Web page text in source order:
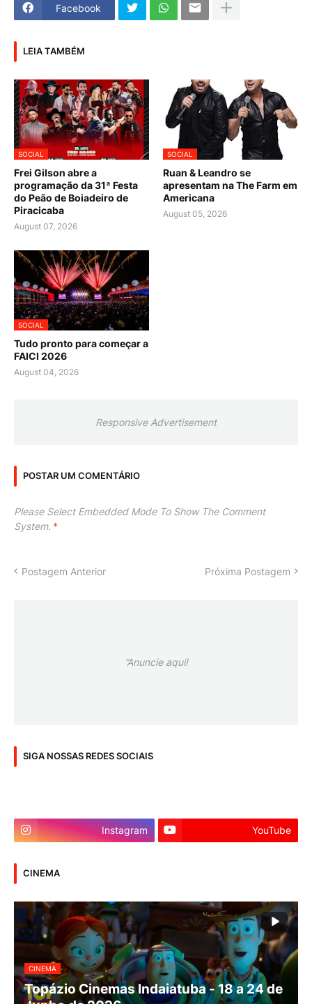
Facebook
LEIA TAMBÉM
SOCIAL
Frei Gilson abre a
programação da 31ª Festa
do Peão de Boiadeiro de
Piracicaba
August 07, 2026
SOCIAL
Ruan & Leandro se
apresentam na The Farm em
Americana
August 05, 2026
SOCIAL
Tudo pronto para começar a
FAICI 2026
August 04, 2026
Responsive Advertisement
POSTAR UM COMENTÁRIO
Please Select Embedded Mode To Show The Comment
System. *
Postagem Anterior Próxima Postagem
”Anuncie aqui!
SIGA NOSSAS REDES SOCIAIS
Instagram YouTube
CINEMA
CINEMA
Topázio Cinemas Indaiatuba - 18 a 24 de